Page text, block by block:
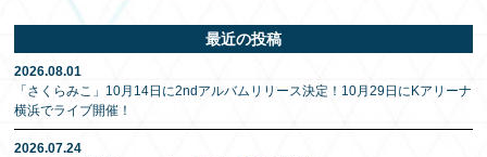
最近の投稿
2026.08.01
「さくらみこ」10月14日に2ndアルバムリリース決定！10月29日にKアリーナ
横浜でライブ開催！
2026.07.24